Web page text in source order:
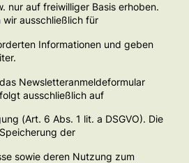
nur auf freiwilliger Basis erhoben.
wir ausschließlich für
Informationen und geben
Newsletteranmeldeformular
ausschließlich auf
(Art. 6 Abs. 1 lit. a DSGVO). Die
der
sowie deren Nutzung zum